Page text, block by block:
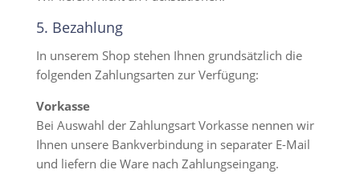
5. Bezahlung
In unserem Shop stehen Ihnen grundsätzlich die
folgenden Zahlungsarten zur Verfügung:
Vorkasse
Bei Auswahl der Zahlungsart Vorkasse nennen wir
Ihnen unsere Bankverbindung in separater E-Mail
und liefern die Ware nach Zahlungseingang.